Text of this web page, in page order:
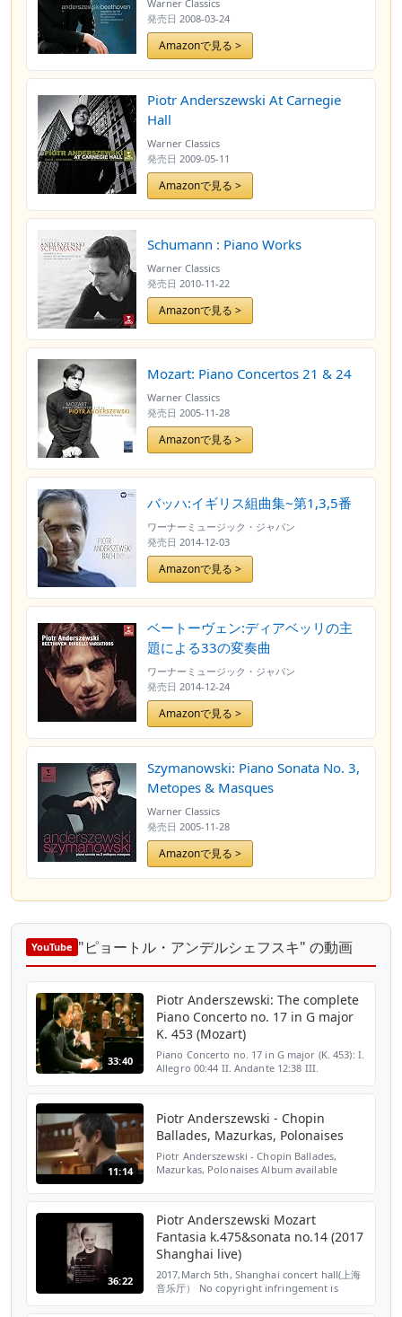
Warner Classics
発売日 2008-03-24
Amazonで見る >
Piotr Anderszewski At Carnegie
Hall
Warner Classics
発売日 2009-05-11
Amazonで見る >
Schumann : Piano Works
Warner Classics
発売日 2010-11-22
Amazonで見る >
Mozart: Piano Concertos 21 & 24
Warner Classics
発売日 2005-11-28
Amazonで見る >
バッハ:イギリス組曲集~第1,3,5番
ワーナーミュージック・ジャパン
発売日 2014-12-03
Amazonで見る >
ベートーヴェン:ディアベッリの主
題による33の変奏曲
ワーナーミュージック・ジャパン
発売日 2014-12-24
Amazonで見る >
Szymanowski: Piano Sonata No. 3,
Metopes & Masques
Warner Classics
発売日 2005-11-28
Amazonで見る >
YouTube "ピョートル・アンデルシェフスキ" の動画
33:40
Piotr Anderszewski: The complete
Piano Concerto no. 17 in G major
K. 453 (Mozart)
Piano Concerto no. 17 in G major (K. 453): I.
Allegro 00:44 II. Andante 12:38 III.
11:14
Piotr Anderszewski - Chopin
Ballades, Mazurkas, Polonaises
Piotr Anderszewski - Chopin Ballades,
Mazurkas, Polonaises Album available
36:22
Piotr Anderszewski Mozart
Fantasia k.475&sonata no.14 (2017
Shanghai live)
2017,March 5th, Shanghai concert hall(上海
音乐厅） No copyright infringement is